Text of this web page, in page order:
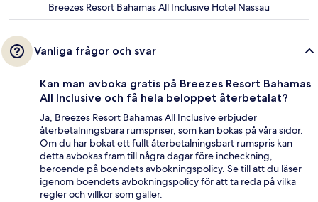
Breezes Resort Bahamas All Inclusive Hotel Nassau
Vanliga frågor och svar
Kan man avboka gratis på Breezes Resort Bahamas
All Inclusive och få hela beloppet återbetalat?
Ja, Breezes Resort Bahamas All Inclusive erbjuder
återbetalningsbara rumspriser, som kan bokas på våra sidor.
Om du har bokat ett fullt återbetalningsbart rumspris kan
detta avbokas fram till några dagar före incheckning,
beroende på boendets avbokningspolicy. Se till att du läser
igenom boendets avbokningspolicy för att ta reda på vilka
regler och villkor som gäller.